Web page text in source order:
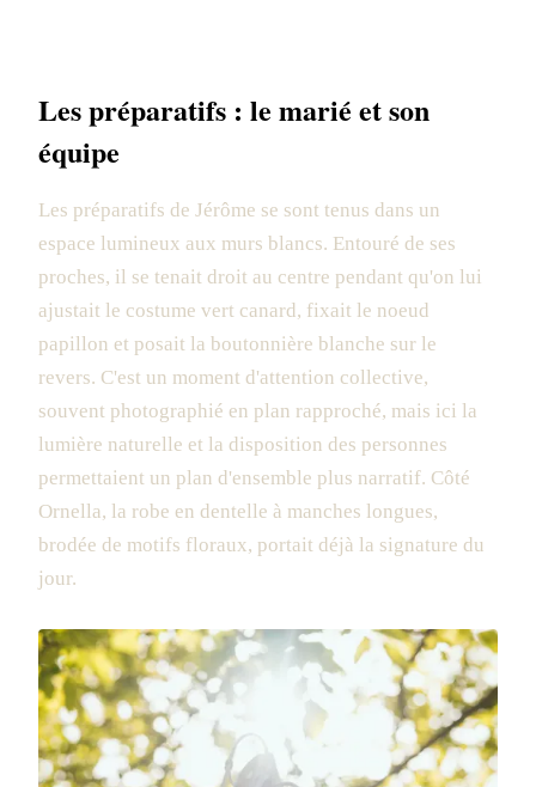
Les préparatifs : le marié et son
équipe
Les préparatifs de Jérôme se sont tenus dans un
espace lumineux aux murs blancs. Entouré de ses
proches, il se tenait droit au centre pendant qu'on lui
ajustait le costume vert canard, fixait le noeud
papillon et posait la boutonnière blanche sur le
revers. C'est un moment d'attention collective,
souvent photographié en plan rapproché, mais ici la
lumière naturelle et la disposition des personnes
permettaient un plan d'ensemble plus narratif. Côté
Ornella, la robe en dentelle à manches longues,
brodée de motifs floraux, portait déjà la signature du
jour.